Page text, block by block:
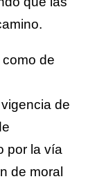
de
de
por la vía
de moral